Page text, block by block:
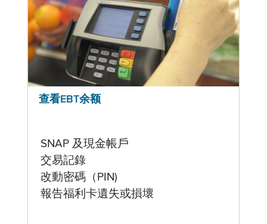
查看EBT余额
SNAP 及現金帳戶
交易記錄
改動密碼（PIN)
報告福利卡遺失或損壞